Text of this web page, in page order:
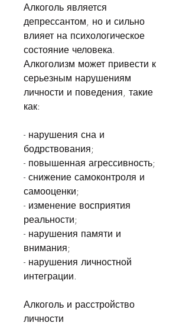
Алкоголь является
депрессантом, но и сильно
влияет на психологическое
состояние человека.
Алкоголизм может привести к
серьезным нарушениям
личности и поведения, такие
как:
- нарушения сна и
бодрствования;
- повышенная агрессивность;
- снижение самоконтроля и
самооценки;
- изменение восприятия
реальности;
- нарушения памяти и
внимания;
- нарушения личностной
интеграции.
Алкоголь и расстройство
личности